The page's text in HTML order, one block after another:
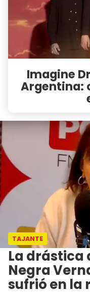
Imagine
Argentina:
TAJANTE
La drástica
Negra
sufrió en la